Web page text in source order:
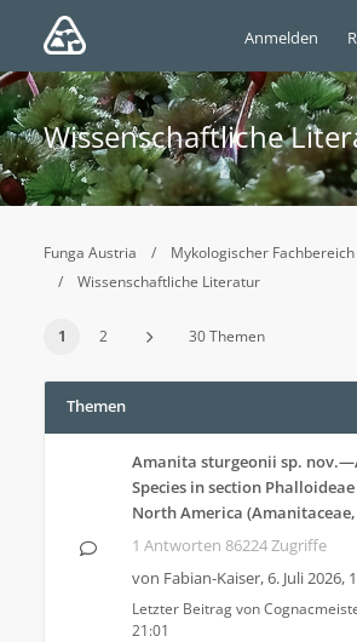
Anmelden
Wissenschaftliche
Funga Austria
Mykologischer Fachbereich
Wissenschaftliche Literatur
1 2 30 Themen
Themen
Amanita sturgeonii sp.
Species in section
North America
1 Antworten 86224 Zugriffe
von Fabian-Kaiser,6. Juli 2026,
Letzter Beitrag von
21:01